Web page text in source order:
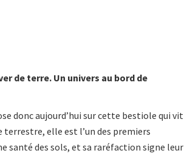
de terre. Un univers au bord de
donc aujourd’hui sur cette bestiole qui vit
elle est l’un des premiers
santé des sols, et sa raréfaction signe leur